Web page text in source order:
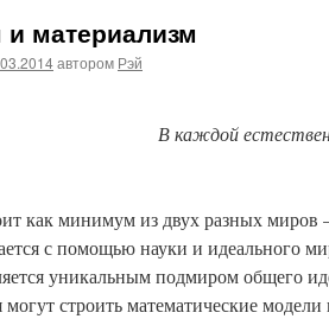
материализм
автором Рэй
В каждой
как минимум из двух разных миров
с помощью науки и идеального
уникальным подмиром общего
строить математические